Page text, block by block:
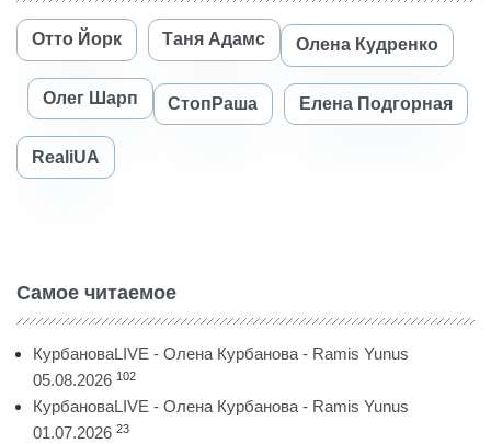
Отто Йорк Таня Адамс Олена Кудренко
Олег Шарп СтопРаша Елена Подгорная
RealiUA
Самое читаемое
КурбановаLIVE - Олена Курбанова - Ramis Yunus
05.08.2026 102
КурбановаLIVE - Олена Курбанова - Ramis Yunus
01.07.2026 23